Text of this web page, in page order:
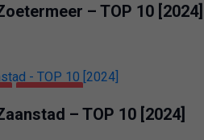
– TOP 10 [2024]
– TOP 10 [2024]